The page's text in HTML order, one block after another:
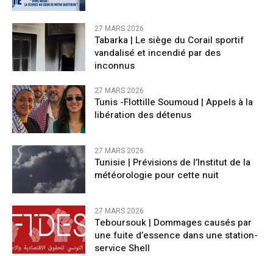
27 MARS 2026
Tabarka | Le siège du Corail sportif
vandalisé et incendié par des
inconnus
27 MARS 2026
Tunis -Flottille Soumoud | Appels à la
libération des détenus
27 MARS 2026
Tunisie | Prévisions de l’Institut de la
météorologie pour cette nuit
27 MARS 2026
Teboursouk | Dommages causés par
une fuite d’essence dans une station-
service Shell